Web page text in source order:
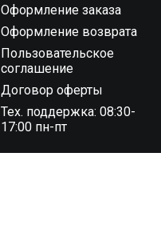
Оформление заказа
Оформление возврата
Пользовательское
соглашение
Договор оферты
Тех. поддержка: 08:30-
17:00 пн-пт